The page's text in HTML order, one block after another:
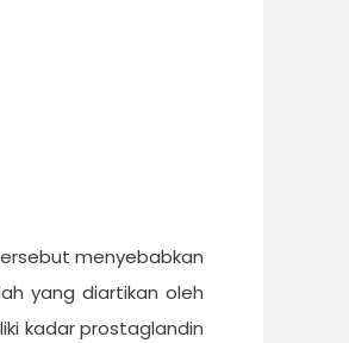
menyebabkan
yang diartikan oleh
kadar prostaglandin